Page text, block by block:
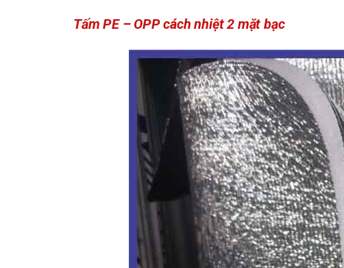
Tấm PE – OPP cách nhiệt 2 mặt bạc